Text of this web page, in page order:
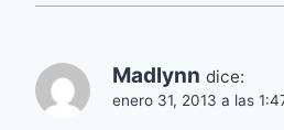
Madlynn dice:
enero 31, 2013 a las